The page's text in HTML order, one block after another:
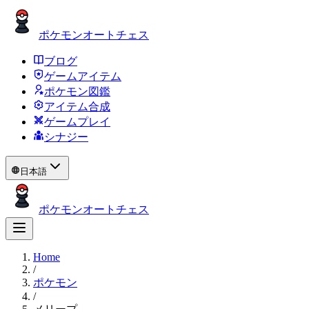
ポケモンオートチェス
ブログ
ゲームアイテム
ポケモン図鑑
アイテム合成
ゲームプレイ
シナジー
日本語
ポケモンオートチェス
Home
/
ポケモン
/